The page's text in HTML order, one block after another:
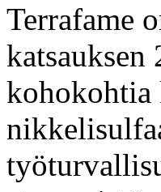
Terrafame
katsauksen
kohokohtia